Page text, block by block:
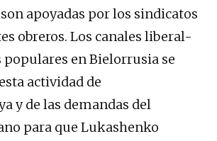
apoyadas por los sindicatos
obreros. Los canales liberal-
en Bielorrusia se
actividad de
y de las demandas del
para que Lukashenko